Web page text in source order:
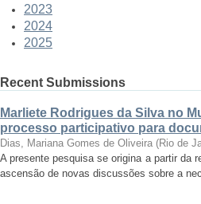
2023
2024
2025
Recent Submissions
Marliete Rodrigues da Silva no
processo participativo para
Dias, Mariana Gomes de Oliveira (Rio de
A presente pesquisa se origina a partir da
ascensão de novas discussões sobre a